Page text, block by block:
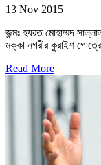
13 Nov 2015
জন্মঃ হযরত মোহাম্মদ
মক্কা নগরীর কুরাইশ
Read More